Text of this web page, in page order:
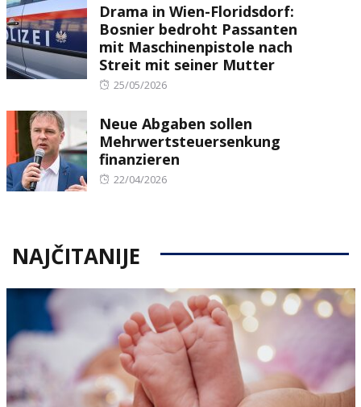
Drama in Wien-Floridsdorf:
Bosnier bedroht Passanten
mit Maschinenpistole nach
Streit mit seiner Mutter
Posted
25/05/2026
Neue Abgaben sollen
Mehrwertsteuersenkung
finanzieren
Posted
22/04/2026
NAJČITANIJE